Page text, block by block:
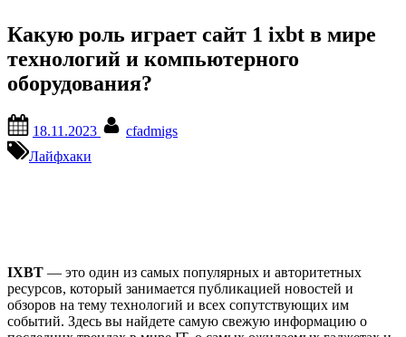
Какую роль играет сайт 1 ixbt в мире
технологий и компьютерного
оборудования?
on
18.11.2023
cfadmigs
Лайфхаки
IXBT — это один из самых популярных и авторитетных
ресурсов, который занимается публикацией новостей и
обзоров на тему технологий и всех сопутствующих им
событий. Здесь вы найдете самую свежую информацию о